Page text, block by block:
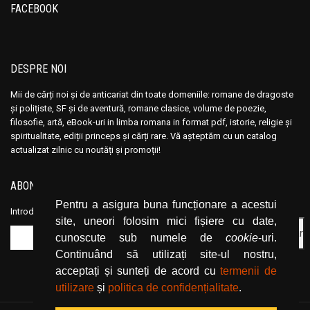
Pentru a asigura buna funcționare a acestui
site, uneori folosim mici fișiere cu date,
cunoscute sub numele de cookie-uri.
Continuând să utilizați site-ul nostru,
acceptați și sunteți de acord cutermenii de
utilizare și politica de confidențialitate.
Ana Maria Marin
Anatoli Ribakov
Anca Dan
Andocide
Andre Bejin
Andre Felibien
Andre Leroi-Gourhan
Andre Malraux
Andre Maurois
Andre Miquel
Andre Theuriet
Ana Maria Marin
Anatoli Ribakov
Anca Dan
Andocide
Andre Bejin
Andre Felibien
Andre Leroi-Gourhan
Andre Malraux
Andre Maurois
Andre Miquel
Andre Theuriet
FACEBOOK
DESPRE NOI
Mii de cărți noi și de anticariat din toate domeniile: romane de dragoste
și polițiste, SF și de aventură, romane clasice, volume de poezie,
filosofie, artă, eBook-uri in limba romana in format pdf, istorie, religie și
spiritualitate, ediții princeps și cărți rare. Vă așteptăm cu un catalog
actualizat zilnic cu noutăți și promoții!
ABONEAZĂ-TE LA NEWSLETTER
Introduceți adresa dvs. de email și dați click pe butonul de abonare.